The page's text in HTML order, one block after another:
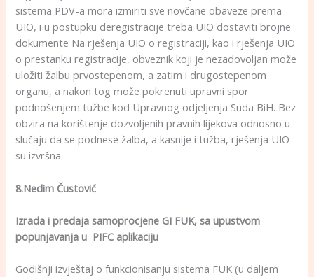
sistema PDV-a mora izmiriti sve novčane obaveze prema
UIO, i u postupku deregistracije treba UIO dostaviti brojne
dokumente Na rješenja UIO o registraciji, kao i rješenja UIO
o prestanku registracije, obveznik koji je nezadovoljan može
uložiti žalbu prvostepenom, a zatim i drugostepenom
organu, a nakon tog može pokrenuti upravni spor
podnošenjem tužbe kod Upravnog odjeljenja Suda BiH. Bez
obzira na korištenje dozvoljenih pravnih lijekova odnosno u
slučaju da se podnese žalba, a kasnije i tužba, rješenja UIO
su izvršna.
8.Nedim Čustović
Izrada i predaja samoprocjene GI FUK, sa upustvom
popunjavanja u PIFC aplikaciju
Godišnji izvještaj o funkcionisanju sistema FUK (u daljem